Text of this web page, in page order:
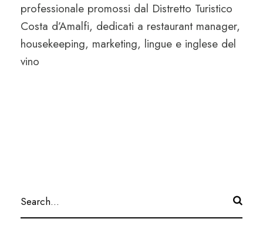
professionale promossi dal Distretto Turistico
Costa d’Amalfi, dedicati a restaurant manager,
housekeeping, marketing, lingue e inglese del
vino